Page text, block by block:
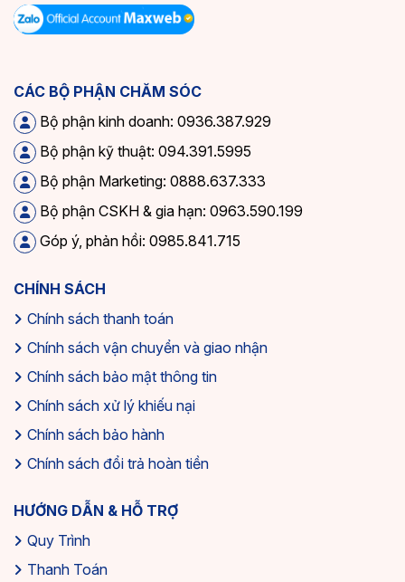
CÁC BỘ PHẬN CHĂM SÓC
Bộ phận kinh doanh: 0936.387.929
Bộ phận kỹ thuật: 094.391.5995
Bộ phận Marketing: 0888.637.333
Bộ phận CSKH & gia hạn: 0963.590.199
Góp ý, phản hồi: 0985.841.715
CHÍNH SÁCH
Chính sách thanh toán
Chính sách vận chuyển và giao nhận
Chính sách bảo mật thông tin
Chính sách xử lý khiếu nại
Chính sách bảo hành
Chính sách đổi trả hoàn tiền
HƯỚNG DẪN & HỖ TRỢ
Quy Trình
Thanh Toán